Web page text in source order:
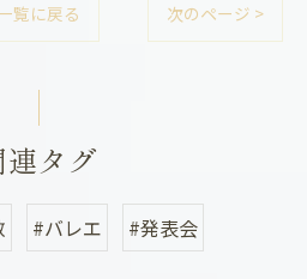
覧に戻る 次のページ >
連タグ
#バレエ #発表会